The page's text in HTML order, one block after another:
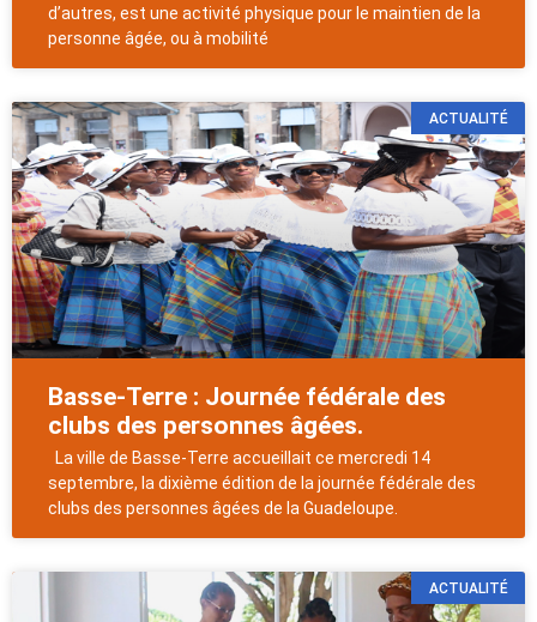
d’autres, est une activité physique pour le maintien de la
personne âgée, ou à mobilité
ACTUALITÉ
Basse-Terre : Journée fédérale des
clubs des personnes âgées.
La ville de Basse-Terre accueillait ce mercredi 14
septembre, la dixième édition de la journée fédérale des
clubs des personnes âgées de la Guadeloupe.
ACTUALITÉ